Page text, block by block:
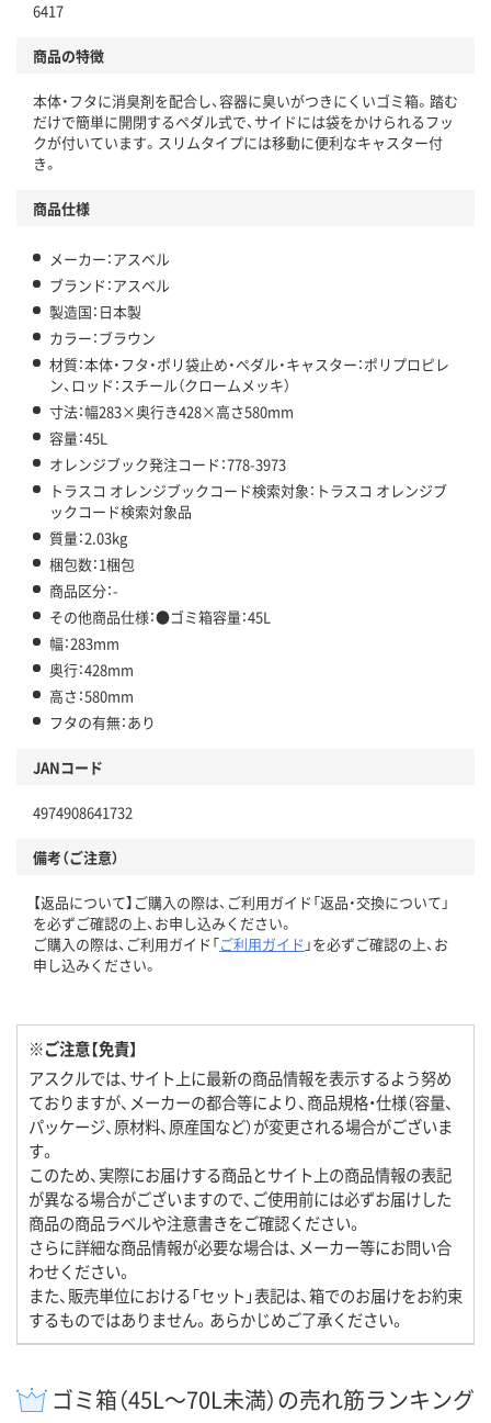
6417
商品の特徴
本体・フタに消臭剤を配合し、容器に臭いがつきにくいゴミ箱。踏む
だけで簡単に開閉するペダル式で、サイドには袋をかけられるフッ
クが付いています。スリムタイプには移動に便利なキャスター付
き。
商品仕様
メーカー：アスベル
ブランド：アスベル
製造国：日本製
カラー：ブラウン
材質：本体・フタ・ポリ袋止め・ペダル・キャスター：ポリプロピレ
ン、ロッド：スチール（クロームメッキ）
寸法：幅283×奥行き428×高さ580mm
容量：45L
オレンジブック発注コード：778-3973
トラスコ オレンジブックコード検索対象：トラスコ オレンジブ
ックコード検索対象品
質量：2.03kg
梱包数：1梱包
商品区分：-
その他商品仕様：●ゴミ箱容量：45L
幅：283mm
奥行：428mm
高さ：580mm
フタの有無：あり
JANコード
4974908641732
備考（ご注意）
【返品について】ご購入の際は、ご利用ガイド「返品・交換について」
を必ずご確認の上、お申し込みください。
ご購入の際は、ご利用ガイド「ご利用ガイド 」を必ずご確認の上、お
申し込みください。
※ご注意【免責】
アスクルでは、サイト上に最新の商品情報を表示するよう努め
ておりますが、メーカーの都合等により、商品規格・仕様（容量、
パッケージ、原材料、原産国など）が変更される場合がございま
す。
このため、実際にお届けする商品とサイト上の商品情報の表記
が異なる場合がございますので、ご使用前には必ずお届けした
商品の商品ラベルや注意書きをご確認ください。
さらに詳細な商品情報が必要な場合は、メーカー等にお問い合
わせください。
また、販売単位における「セット」表記は、箱でのお届けをお約束
するものではありません。あらかじめご了承ください。
ゴミ箱（45L～70L未満）の売れ筋ランキング